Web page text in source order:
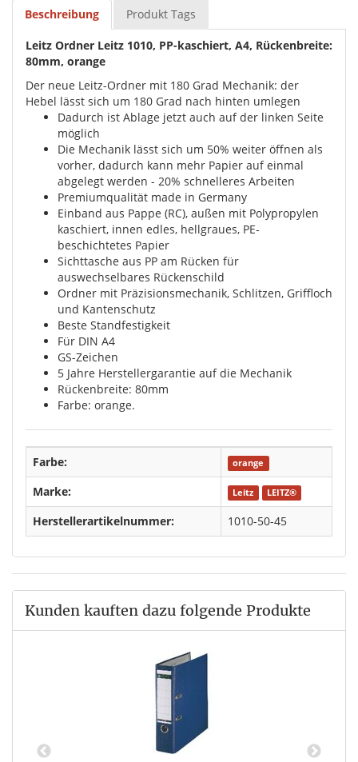
Beschreibung Produkt Tags
Leitz Ordner Leitz 1010, PP-kaschiert, A4, Rückenbreite:
80mm, orange
Der neue Leitz-Ordner mit 180 Grad Mechanik: der
Hebel lässt sich um 180 Grad nach hinten umlegen
Dadurch ist Ablage jetzt auch auf der linken Seite
möglich
Die Mechanik lässt sich um 50% weiter öffnen als
vorher, dadurch kann mehr Papier auf einmal
abgelegt werden - 20% schnelleres Arbeiten
Premiumqualität made in Germany
Einband aus Pappe (RC), außen mit Polypropylen
kaschiert, innen edles, hellgraues, PE-
beschichtetes Papier
Sichttasche aus PP am Rücken für
auswechselbares Rückenschild
Ordner mit Präzisionsmechanik, Schlitzen, Griffloch
und Kantenschutz
Beste Standfestigkeit
Für DIN A4
GS-Zeichen
5 Jahre Herstellergarantie auf die Mechanik
Rückenbreite: 80mm
Farbe: orange.
Farbe: orange
Marke: Leitz LEITZ®
Herstellerartikelnummer: 1010-50-45
Kunden kauften dazu folgende Produkte